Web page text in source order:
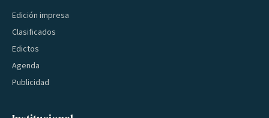
Edición impresa
Clasificados
Edictos
Agenda
Publicidad